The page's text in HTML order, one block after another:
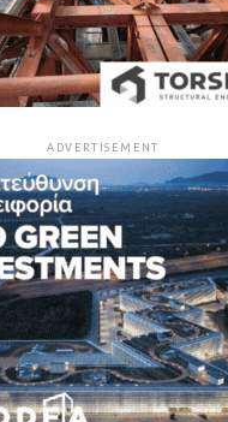
ADVERTISEMENT